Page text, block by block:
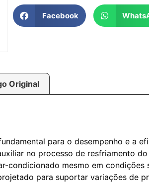
Facebook
Original
para o desempenho e a
no processo de resfriamento
mesmo em condições
para suportar variações de